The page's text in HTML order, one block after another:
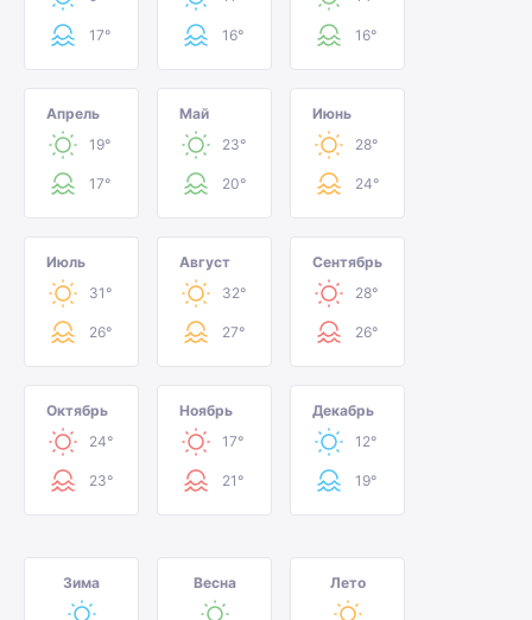
17° 16° 16°
Апрель
19°
17°
Май
23°
20°
Июнь
28°
24°
Июль
31°
26°
Август
32°
27°
Сентябрь
28°
26°
Октябрь
24°
23°
Ноябрь
17°
21°
Декабрь
12°
19°
Зима Весна Лето